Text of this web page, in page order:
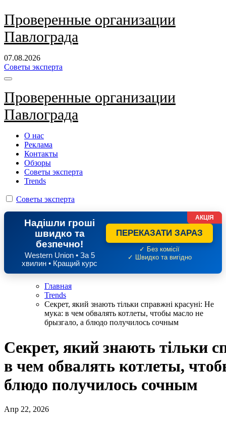
Перейти
к
содержанию
Проверенные организации
Павлограда
07.08.2026
Советы эксперта
Проверенные организации
Павлограда
О нас
Реклама
Контакты
Обзоры
Советы эксперта
Trends
Советы эксперта
Надішли гроші
швидко та
безпечно!
Western Union • За 5
хвилин • Кращий курс
ПЕРЕКАЗАТИ ЗАРАЗ
✓ Без комісії
✓ Швидко та вигідно
АКЦІЯ
Главная
Trends
Секрет, який знають тільки справжні красуні: Не
мука: в чем обвалять котлеты, чтобы масло не
брызгало, а блюдо получилось сочным
Секрет, який знають тільки
в чем обвалять котлеты,
блюдо получилось сочным
Апр 22, 2026